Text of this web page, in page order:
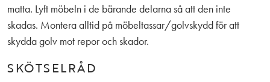
matta. Lyft möbeln i de bärande delarna så att den inte
skadas. Montera alltid på möbeltassar/golvskydd för att
skydda golv mot repor och skador.
SKÖTSELRÅD